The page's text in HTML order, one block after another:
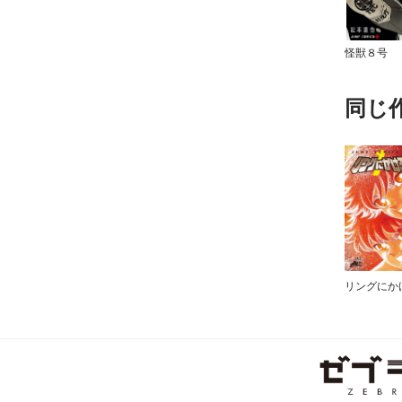
怪獣８号
同じ
リングにか